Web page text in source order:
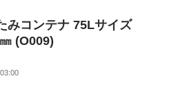
みコンテナ 75Lサイズ
(O009)